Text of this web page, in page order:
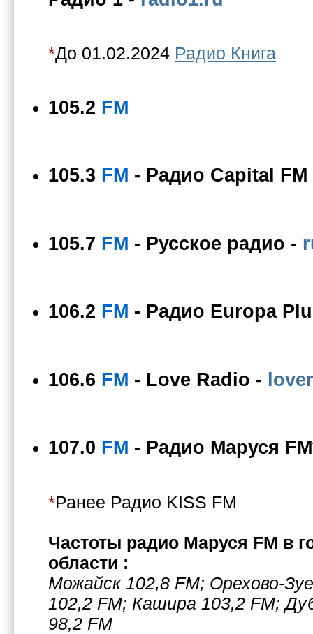
*До 01.02.2024 Радио Книга
105.2 FM
105.3 FM - Радио Capital FM
105.7 FM - Русское радио -
106.2 FM - Радио Europa
106.6 FM - Love Radio -
107.0 FM - Радио Маруся FM
*Ранее Радио KISS FM
Частоты радио Маруся FM в
области :
Можайск 102,8 FM; Орехово-
102,2 FM; Кашира 103,2 FM;
98,2 FM